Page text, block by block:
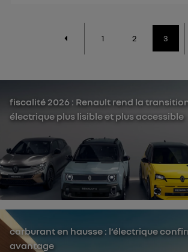
1 2 3
fiscalité 2026 : Renault rend la
électrique plus lisible et plus accessible
carburant en hausse : l’électrique
avantage